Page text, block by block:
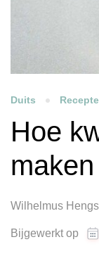
Duits
Hoe
maken
Wilhelmus
Bijgewerkt op